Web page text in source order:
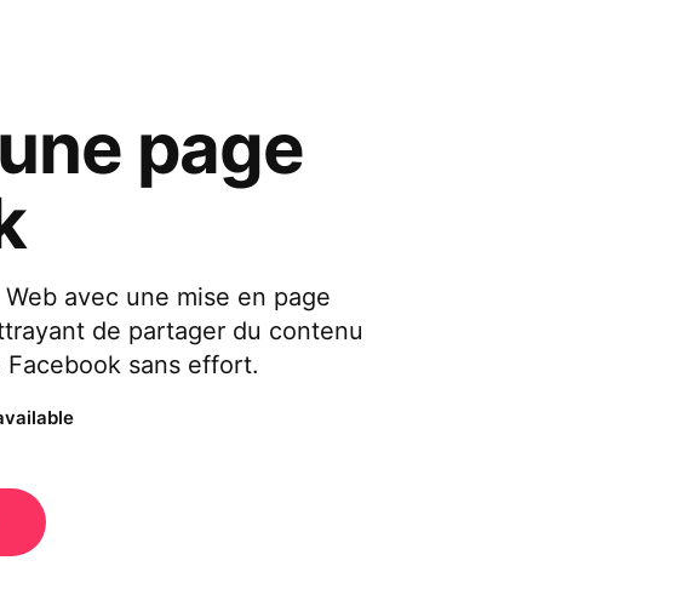
page
avec une mise en page
de partager du contenu
sans effort.